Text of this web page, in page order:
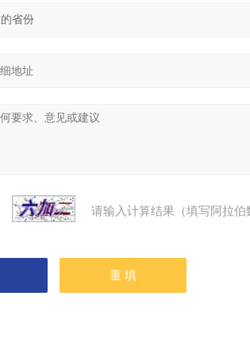
请输入计算结果（填写阿拉